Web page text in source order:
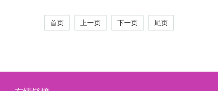
首页 上一页 下一页 尾页